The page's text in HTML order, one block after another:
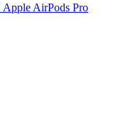
AirPods Pro